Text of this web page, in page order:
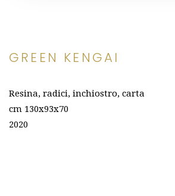
GREEN KENGAI
Resina, radici, inchiostro, carta
cm 130x93x70
2020